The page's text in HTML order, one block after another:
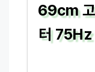
69cm
터